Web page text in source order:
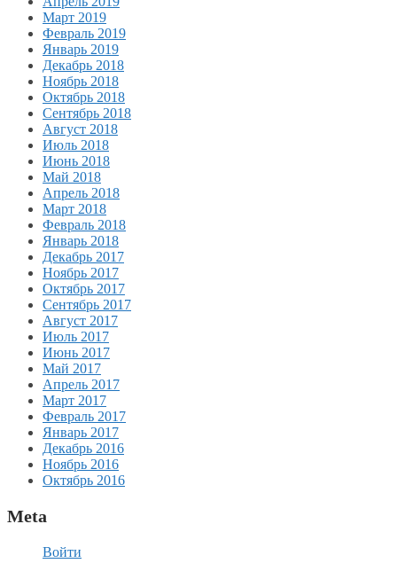
Март 2019
Февраль 2019
Январь 2019
Декабрь 2018
Ноябрь 2018
Октябрь 2018
Сентябрь 2018
Август 2018
Июль 2018
Июнь 2018
Май 2018
Апрель 2018
Март 2018
Февраль 2018
Январь 2018
Декабрь 2017
Ноябрь 2017
Октябрь 2017
Сентябрь 2017
Август 2017
Июль 2017
Июнь 2017
Май 2017
Апрель 2017
Март 2017
Февраль 2017
Январь 2017
Декабрь 2016
Ноябрь 2016
Октябрь 2016
Meta
Войти